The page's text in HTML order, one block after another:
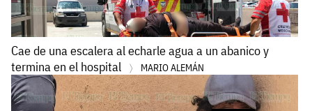
Cae de una escalera al echarle agua a un abanico y
termina en el hospital
MARIO ALEMÁN